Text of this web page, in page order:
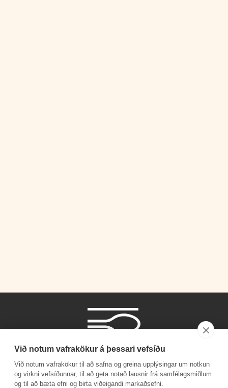
Við notum vafrakökur á þessari vefsíðu
Við notum vafrakökur til að safna og greina upplýsingar um notkun
og virkni vefsíðunnar, til að geta notað lausnir frá samfélagsmiðlum
og til að bæta efni og birta viðeigandi markaðsefni.